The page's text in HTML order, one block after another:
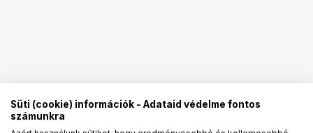
Süti (cookie) információk - Adataid védelme fontos
számunkra